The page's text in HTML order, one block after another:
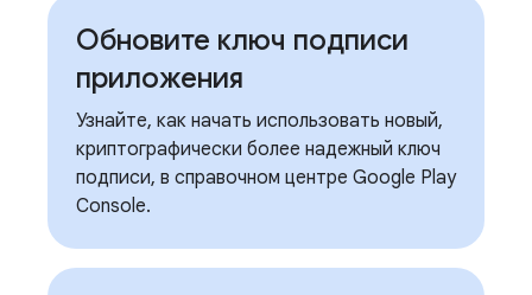
Обновите ключ подписи
приложения
Узнайте, как начать использовать новый,
криптографически более надежный ключ
подписи, в справочном центре Google Play
Console.